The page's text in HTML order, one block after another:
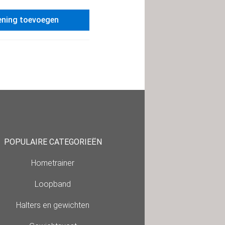
toevoegen
POPULAIRE CATEGORIEËN
Hometrainer
Loopband
Halters en gewichten